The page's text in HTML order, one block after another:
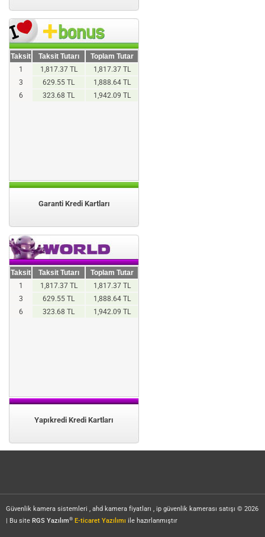
Taksit Taksit Tutarı
Toplam Tutar
1
1,817.37 TL
1,817.37 TL
3
629.55 TL
1,888.64 TL
6
323.68 TL 1,942.09 TL
Garanti Kredi Kartları
Taksit Taksit Tutarı
Toplam Tutar
1
1,817.37 TL
1,817.37 TL
3
629.55 TL
1,888.64 TL
6
323.68 TL 1,942.09 TL
Yapıkredi Kredi Kartları
Güvenlik kamera sistemleri , ahd kamera fiyatları , ip güvenlik kamerası satışı © 2026
| Bu site RGS Yazılım® E-ticaret Yazılımı ile hazırlanmıştır